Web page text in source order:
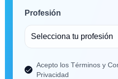
Profesión
Selecciona tu profesión
Acepto los Términos y
Privacidad